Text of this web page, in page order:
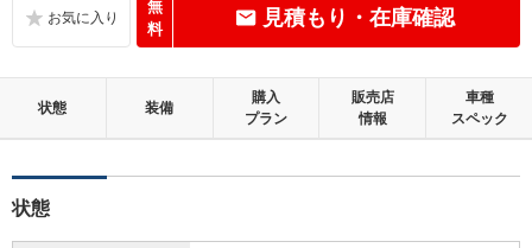
無
料
見積もり・在庫確認
状態 装備
購入
プラン
販売店
情報
車種
スペック
状態